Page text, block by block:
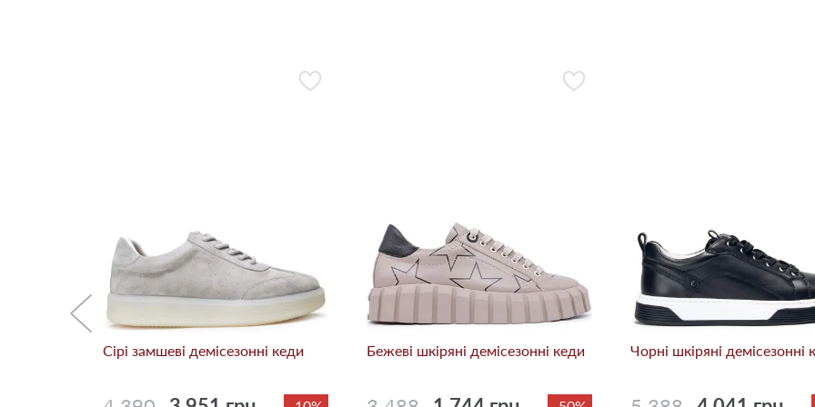
Сірі замшеві демісезонні кеди Бежевi шкіряні демісезонні кеди Чорні шкіряні демісезонні